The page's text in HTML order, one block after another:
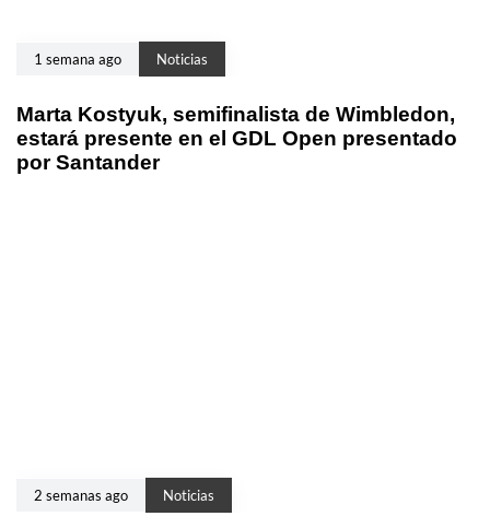
1 semana ago Noticias
Marta Kostyuk, semifinalista de Wimbledon,
estará presente en el GDL Open presentado
por Santander
2 semanas ago Noticias